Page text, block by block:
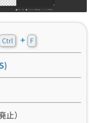
Ctrl + F
止）